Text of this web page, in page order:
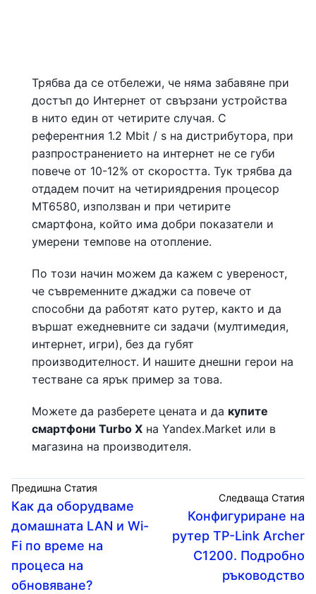
Трябва да се отбележи, че няма забавяне при
достъп до Интернет от свързани устройства
в нито един от четирите случая. С
референтния 1.2 Mbit / s на дистрибутора, при
разпространението на интернет не се губи
повече от 10-12% от скоростта. Тук трябва да
отдадем почит на четириядрения процесор
MT6580, използван и при четирите
смартфона, който има добри показатели и
умерени темпове на отопление.
По този начин можем да кажем с увереност,
че съвременните джаджи са повече от
способни да работят като рутер, както и да
вършат ежедневните си задачи (мултимедия,
интернет, игри), без да губят
производителност. И нашите днешни герои на
тестване са ярък пример за това.
Можете да разберете цената и да купите
смартфони Turbo X на Yandex.Market или в
магазина на производителя.
Предишна Статия
Как да оборудваме
домашната LAN и Wi-
Fi по време на
процеса на
обновяване?
Следваща Статия
Конфигуриране на
рутер TP-Link Archer
C1200. Подробно
ръководство